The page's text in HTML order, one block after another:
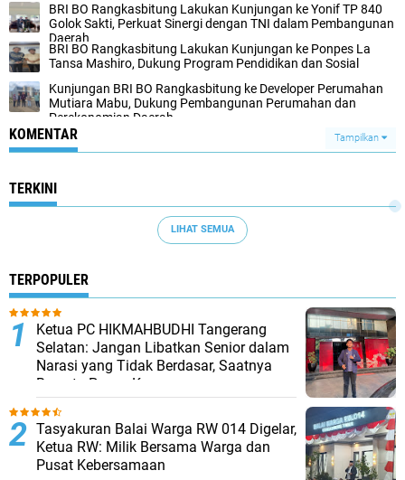
BRI BO Rangkasbitung Lakukan Kunjungan ke Yonif TP 840
Golok Sakti, Perkuat Sinergi dengan TNI dalam Pembangunan
Daerah
BRI BO Rangkasbitung Lakukan Kunjungan ke Ponpes La
Tansa Mashiro, Dukung Program Pendidikan dan Sosial
Kunjungan BRI BO Rangkasbitung ke Developer Perumahan
Mutiara Mabu, Dukung Pembangunan Perumahan dan
Perekonomian Daerah
KOMENTAR Tampilkan
TERKINI
LIHAT SEMUA
TERPOPULER
Ketua PC HIKMAHBUDHI Tangerang
Selatan: Jangan Libatkan Senior dalam
Narasi yang Tidak Berdasar, Saatnya
Bersatu Pasca Kongres
Tasyakuran Balai Warga RW 014 Digelar,
Ketua RW: Milik Bersama Warga dan
Pusat Kebersamaan